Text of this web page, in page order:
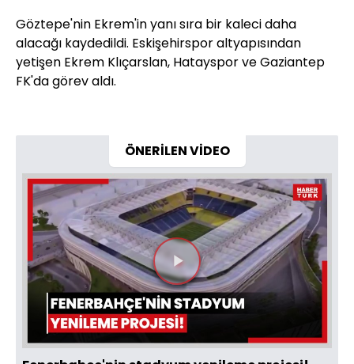
Göztepe'nin Ekrem'in yanı sıra bir kaleci daha
alacağı kaydedildi. Eskişehirspor altyapısından
yetişen Ekrem Klıçarslan, Hatayspor ve Gaziantep
FK'da görev aldı.
ÖNERİLEN VİDEO
Videoyu
Oynat